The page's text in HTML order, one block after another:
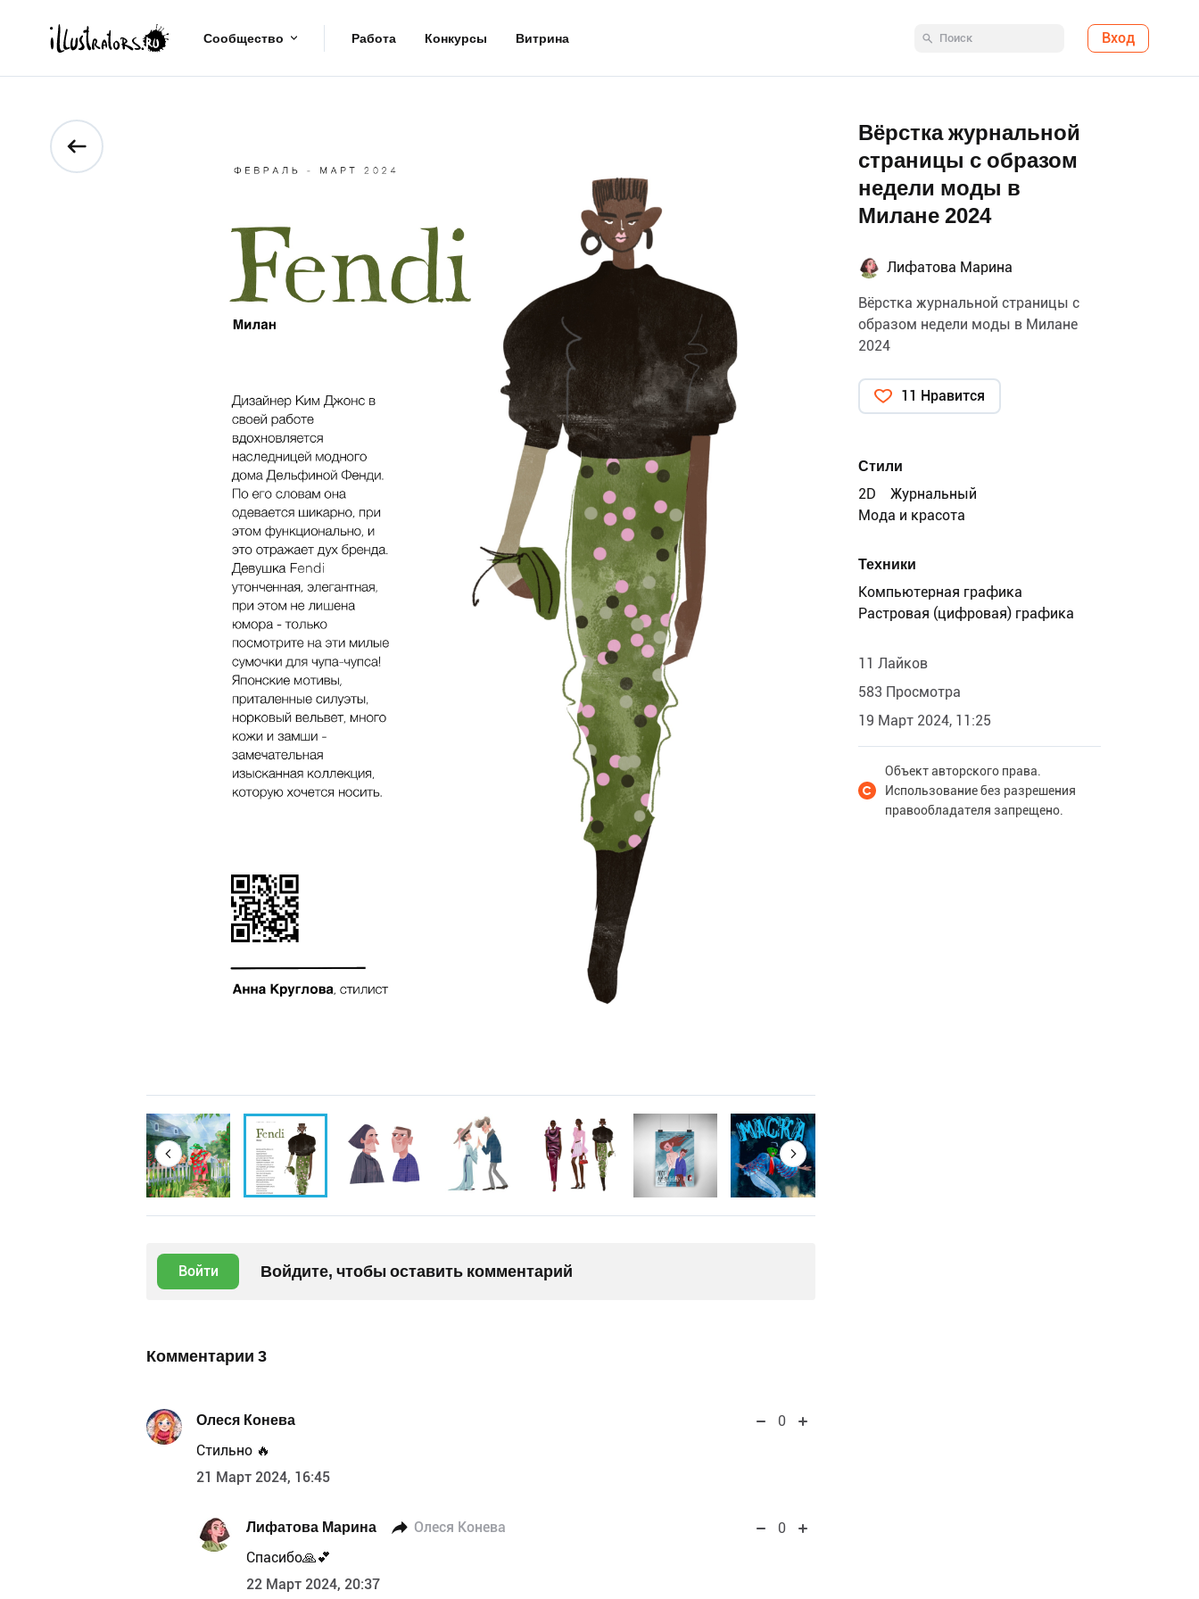
Сообщество Работа Конкурсы Витрина Вход
Войти Войдите, чтобы оставить комментарий
Комментарии 3
Олеся Конева
0
Стильно 🔥
21 Март 2024, 16:45
Лифатова Марина Олеся Конева
0
Спасибо🙏💕
22 Март 2024, 20:37
Вёрстка журнальной
страницы с образом
недели моды в
Милане 2024
Лифатова Марина
Вёрстка журнальной страницы с
образом недели моды в Милане
2024
11 Нравится
Стили
2D
Журнальный
Мода и красота
Техники
Компьютерная графика
Растровая (цифровая) графика
11 Лайков
583 Просмотра
19 Март 2024, 11:25
Объект авторского права.
Использование без разрешения
правообладателя запрещено.